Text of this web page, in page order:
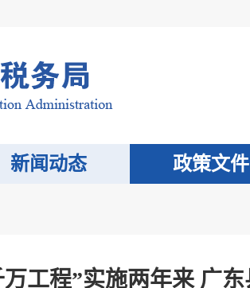
新闻动态 政策文件
工程”实施两年来 广